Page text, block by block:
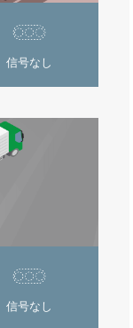
信号なし
信号なし